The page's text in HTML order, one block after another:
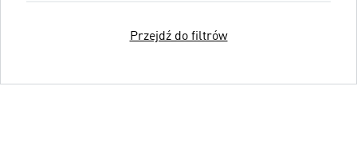
Przejdź do filtrów